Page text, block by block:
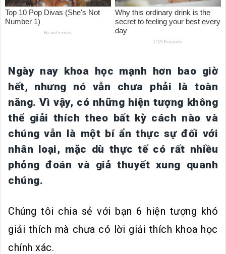
Ngày nay khoa học mạnh hơn bao giờ
hết, nhưng nó vẫn chưa phải là toàn
năng. Vì vậy, có những hiện tượng không
thể giải thích theo bất kỳ cách nào và
chúng vẫn là một bí ẩn thực sự đối với
nhân loại, mặc dù thực tế có rất nhiều
phỏng đoán và giả thuyết xung quanh
chúng.
Chúng tôi chia sẻ với bạn 6 hiện tượng khó
giải thích mà chưa có lời giải thích khoa học
chính xác.